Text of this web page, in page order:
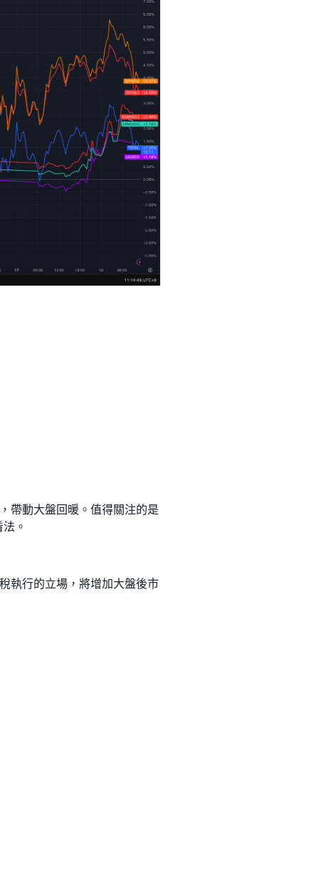
帶動大盤回暖。值得關注的是
。
執行的立場，將增加大盤後市